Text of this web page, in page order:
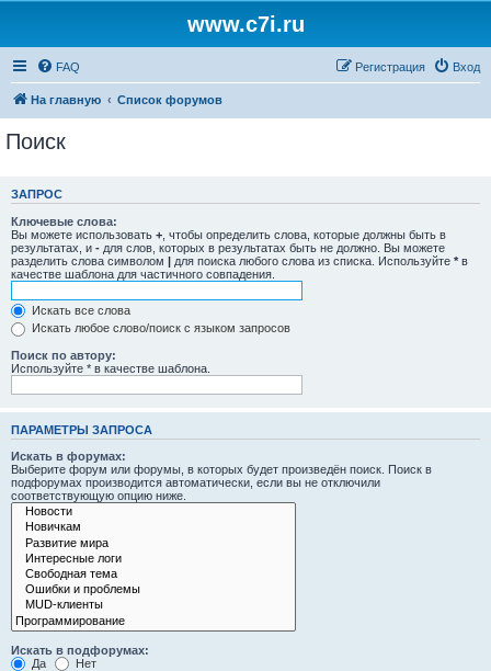
www.c7i.ru
FAQ Вход
Регистрация
На главную Список форумов
Поиск
ЗАПРОС
Ключевые слова:
Вы можете использовать + , чтобы определить слова, которые должны быть в
результатах, и - для слов, которых в результатах быть не должно. Вы можете
разделить слова символом | для поиска любого слова из списка. Используйте * в
качестве шаблона для частичного совпадения.
Искать все слова
Искать любое слово/поиск с языком запросов
Поиск по автору:
Используйте * в качестве шаблона.
ПАРАМЕТРЫ ЗАПРОСА
Искать в форумах:
Выберите форум или форумы, в которых будет произведён поиск. Поиск в
подфорумах производится автоматически, если вы не отключили
соответствующую опцию ниже.
Искать в подфорумах:
Да
Нет